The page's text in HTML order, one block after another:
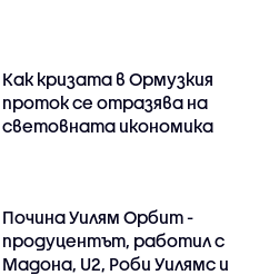
Как кризата в Ормузкия
проток се отразява на
световната икономика
Почина Уилям Орбит -
продуцентът, работил с
Мадона, U2, Роби Уилямс и